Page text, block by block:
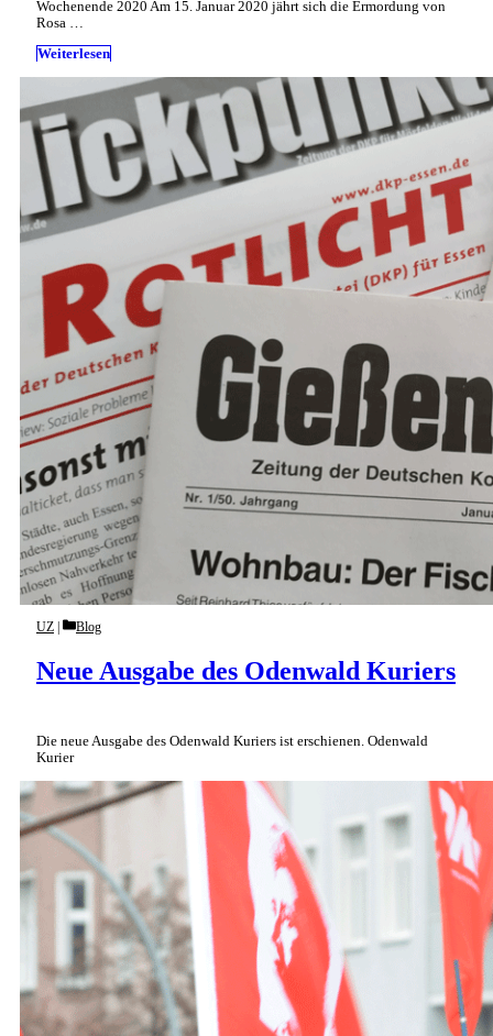
Wochenende 2020 Am 15. Januar 2020 jährt sich die Ermordung von
Rosa …
Weiterlesen
Neue Ausgabe des Odenwald Kuriers
UZ Categories
Blog
Die neue Ausgabe des Odenwald Kuriers ist erschienen. Odenwald
Kurier